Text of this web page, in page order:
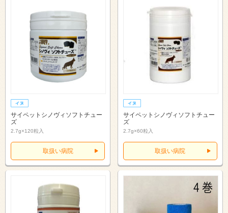
サイペットシノヴィソフトチュー
ズ
2.7g×120粒入
取扱い病院
サイペットシノヴィソフトチュー
ズ
2.7g×60粒入
取扱い病院